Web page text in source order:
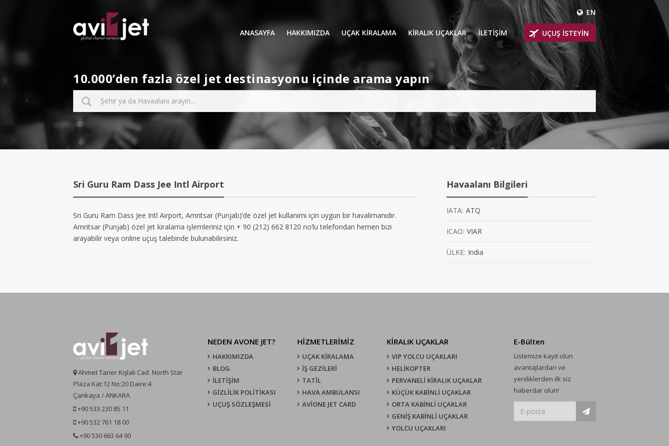
EN
ANASAYFA HAKKIMIZDA UÇAK KİRALAMA
İŞ GEZİLERİ TATİL
AVİONE JET CARD
KIRALIK UÇAKLAR
VIP YOLCU UÇAKLARI
HELİKOPTER
KÜÇÜK KABİNLİ UÇAKLAR
ORTA KABİNLİ UÇAKLAR
YOLCU UÇAKLARI
İLETİŞİM UÇUŞ İSTEYİN
10.000’den fazla özel jet destinasyonu içinde arama yapın
Sri Guru Ram Dass Jee Intl Airport
Sri Guru Ram Dass Jee Intl Airport, Amritsar (Punjab)’de özel jet kullanımı için uygun bir havalimanıdır.
Amritsar (Punjab) özel jet kiralama işlemleriniz için + 90 (212) 662 8120 no’lu telefondan hemen bizi
arayabilir veya online uçuş talebinde bulunabilirsiniz.
Havaalanı Bilgileri
IATA: ATQ
ICAO: VIAR
ÜLKE: India
Ahmet Taner Kışlalı Cad. North Star
Plaza Kat:12 No:20 Daire:4
Çankaya / ANKARA
+90 533 230 85 11
+90 532 761 18 00
+90 530 663 64 90
NEDEN AVONE JET?
HAKKIMIZDA
BLOG
İLETİŞİM
GİZLİLİK POLİTİKASI
UÇUŞ SÖZLEŞMESI
HİZMETLERİMİZ
UÇAK KIRALAMA
İŞ GEZİLERİ
TATİL
HAVA AMBULANSI
AVİONE JET CARD
KIRALIK UÇAKLAR
VIP YOLCU UÇAKLARI
HELİKOPTER
PERVANELİ KİRALIK UÇAKLAR
KÜÇÜK KABİNLİ UÇAKLAR
ORTA KABİNLİ UÇAKLAR
GENİŞ KABİNLİ UÇAKLAR
YOLCU UÇAKLARI
E-Bülten
Listemize kayıt olun
avantajlardan ve
yeniliklerden ilk siz
haberdar olun!